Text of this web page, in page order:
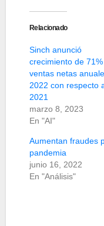
Relacionado
Sinch anunció
crecimiento de
ventas netas
2022 con respecto
2021
marzo 8, 2023
En "AI"
Aumentan fraudes
pandemia
junio 16, 2022
En "Análisis"